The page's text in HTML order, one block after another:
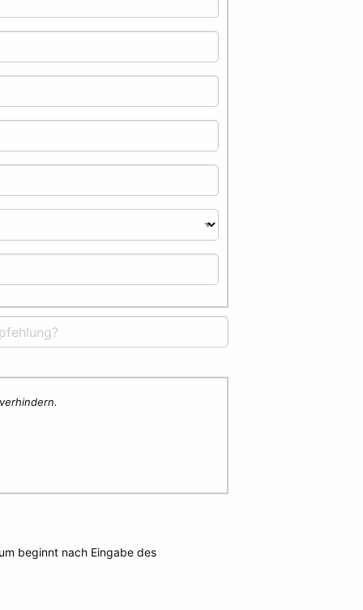
beginnt nach Eingabe des